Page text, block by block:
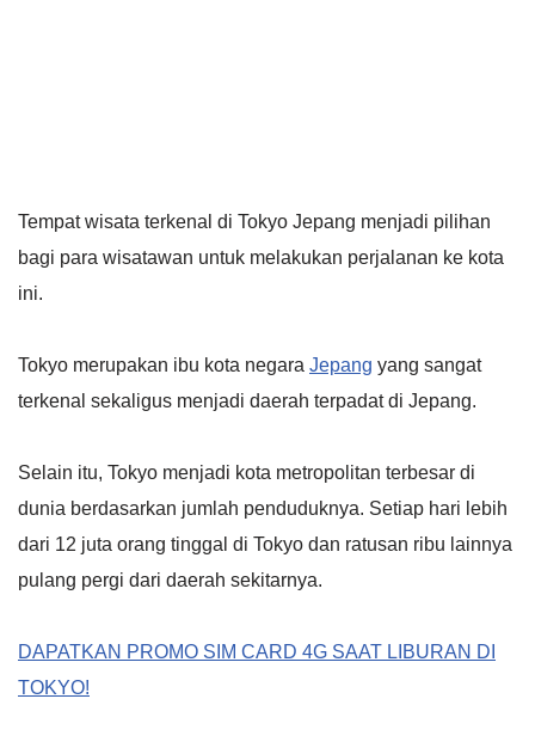
Tempat wisata terkenal di Tokyo Jepang menjadi pilihan
bagi para wisatawan untuk melakukan perjalanan ke kota
ini.
Tokyo merupakan ibu kota negara Jepang yang sangat
terkenal sekaligus menjadi daerah terpadat di Jepang.
Selain itu, Tokyo menjadi kota metropolitan terbesar di
dunia berdasarkan jumlah penduduknya. Setiap hari lebih
dari 12 juta orang tinggal di Tokyo dan ratusan ribu lainnya
pulang pergi dari daerah sekitarnya.
DAPATKAN PROMO SIM CARD 4G SAAT LIBURAN DI
TOKYO!